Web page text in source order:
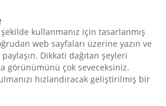
kullanmanız için tasarlanmış
web sayfaları üzerine yazın ve
paylaşın. Dikkati dağıtan şeyleri
görünümünü çok seveceksiniz.
hızlandıracak geliştirilmiş bir